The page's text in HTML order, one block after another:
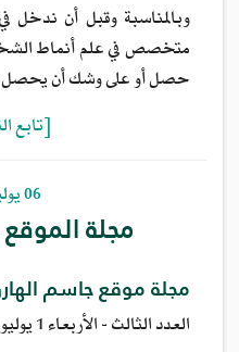
وبالمناسبة وقبل أن ندخل
متخصص في علم أنماط
حصل أو على وشك أن يحصل
[تابع
06 يوليو 2015
مجلة
مجلة موقع جاسم
العدد الثالث - الأربعاء 1 يوليو 2015م (14 رمضان 1436هـ)